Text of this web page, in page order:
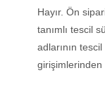
Hayır. Ön
tanımlı tescil
adlarının
girişimlerinden